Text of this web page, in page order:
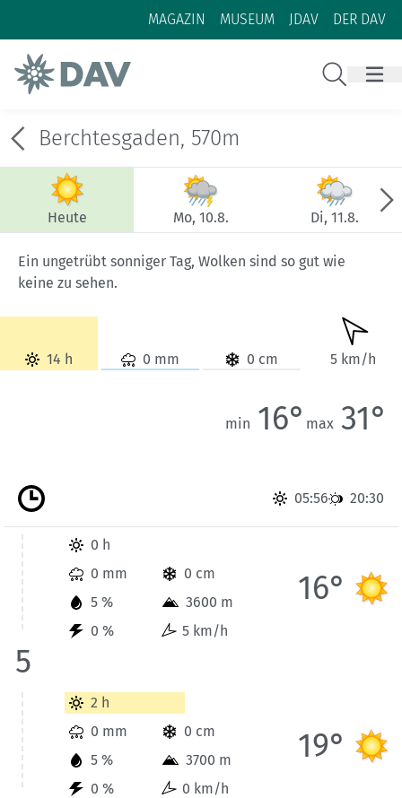
Zum Inhalt
Zur Footer-Navigation
MAGAZIN MUSEUM JDAV DER DAV
Berchtesgaden, 570m
Heute Mo, 10.8. Di, 11.8.
Ein ungetrübt sonniger Tag, Wolken sind so gut wie
keine zu sehen.
14 h 0 mm 0 cm 5 km/h
max 31°
min 16°
05:56 20:30
Wetterinformationen der Station Berchtesgaden für Heute
5
0 h
0 mm
0 cm
0 %
5 %
3600 m
5 km/h
16°
Wetterinformationen der Station Berchtesgaden für Heute
2 h
0 mm
0 cm
0 %
5 %
3700 m
0 km/h
19°